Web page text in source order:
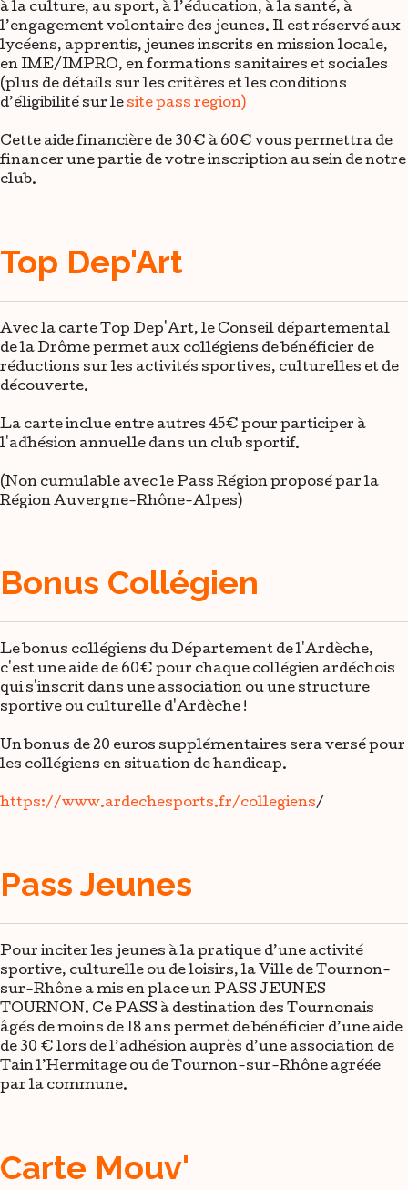
à la culture, au sport, à l’éducation, à la santé, à
l’engagement volontaire des jeunes. Il est réservé aux
lycéens, apprentis, jeunes inscrits en mission locale,
en IME/IMPRO, en formations sanitaires et sociales
(plus de détails sur les critères et les conditions
d’éligibilité sur le site pass region)
Cette aide financière de 30€ à 60€ vous permettra de
financer une partie de votre inscription au sein de notre
club.
Top Dep'Art
Avec la carte Top Dep'Art, le Conseil départemental
de la Drôme permet aux collégiens de bénéficier de
réductions sur les activités sportives, culturelles et de
découverte.
La carte inclue entre autres 45€ pour participer à
l'adhésion annuelle dans un club sportif.
(Non cumulable avec le Pass Région proposé par la
Région Auvergne-Rhône-Alpes)
Bonus Collégien
Le bonus collégiens du Département de l'Ardèche,
c'est une aide de 60€ pour chaque collégien ardéchois
qui s'inscrit dans une association ou une structure
sportive ou culturelle d'Ardèche !
Un bonus de 20 euros supplémentaires sera versé pour
les collégiens en situation de handicap.
https://www.ardechesports.fr/collegiens/
Pass Jeunes
Pour inciter les jeunes à la pratique d’une activité
sportive, culturelle ou de loisirs, la Ville de Tournon-
sur-Rhône a mis en place un PASS JEUNES
TOURNON. Ce PASS à destination des Tournonais
âgés de moins de 18 ans permet de bénéficier d’une aide
de 30 € lors de l’adhésion auprès d’une association de
Tain l’Hermitage ou de Tournon-sur-Rhône agréée
par la commune.
Carte Mouv'